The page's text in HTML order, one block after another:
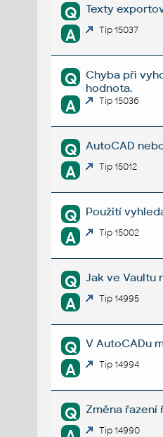
Q Texty
A Tip 15037
Q
Chyba při
hodnota.
A Tip 15036
Q AutoCAD
A Tip 15012
Q Použití
A Tip 15002
Q Jak ve Vaultu
A Tip 14995
Q V AutoCADu
A Tip 14994
Q Změna řazení
Tip 14990